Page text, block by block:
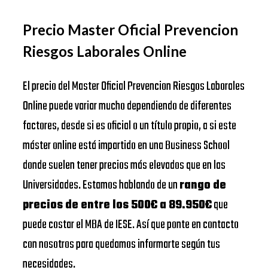
Precio Master Oficial Prevencion
Riesgos Laborales Online
El precio del Master Oficial Prevencion Riesgos Laborales
Online puede variar mucho dependiendo de diferentes
factores, desde si es oficial o un título propio, a si este
máster online está impartido en una Business School
donde suelen tener precios más elevados que en las
Universidades. Estamos hablando de unrango de
precios de entre los 500€ a 89.950€que
puede costar el MBA de IESE. Así que ponte en contacto
con nosotros para quedamos informarte según tus
necesidades.